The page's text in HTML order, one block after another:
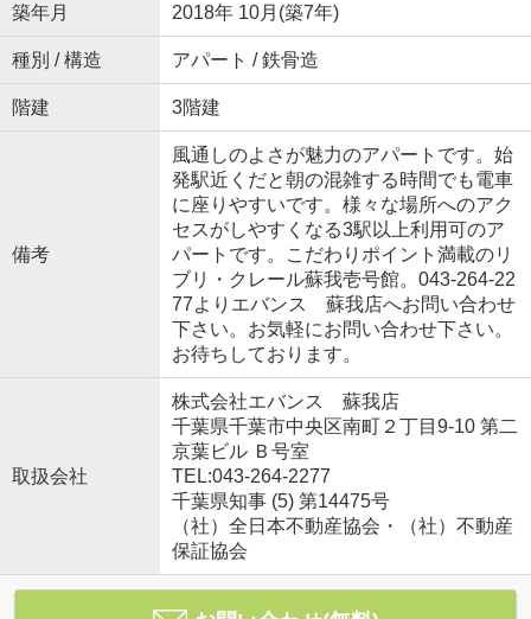
築年月 2018年 10月(築7年)
種別 / 構造 アパート / 鉄骨造
階建 3階建
備考
風通しのよさが魅力のアパートです。始
発駅近くだと朝の混雑する時間でも電車
に座りやすいです。様々な場所へのアク
セスがしやすくなる3駅以上利用可のア
パートです。こだわりポイント満載のリ
ブリ・クレール蘇我壱号館。043-264-22
77よりエバンス 蘇我店へお問い合わせ
下さい。お気軽にお問い合わせ下さい。
お待ちしております。
取扱会社
株式会社エバンス 蘇我店
千葉県千葉市中央区南町２丁目9-10 第二
京葉ビル Ｂ号室
TEL:043-264-2277
千葉県知事 (5) 第14475号
（社）全日本不動産協会・（社）不動産
保証協会